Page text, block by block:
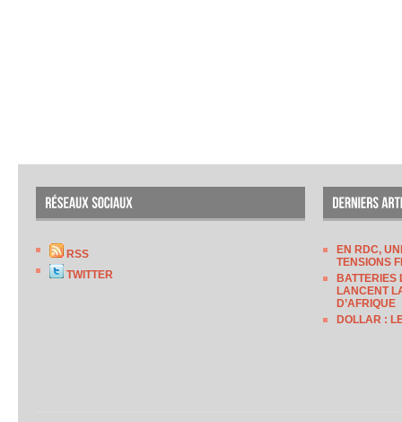
RSS
TWITTER
EN RDC,
TENSIONS
BATTERIES
LANCENT
D’AFRIQUE
DOLLAR :